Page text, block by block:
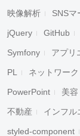
映像解析 SNSマ
jQuery GitHub
Symfony アプリ
PL ネットワーク
PowerPoint 美容
不動産 インフル
styled-component